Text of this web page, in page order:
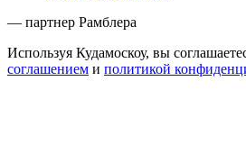
— партнер Рамблера
Используя Кудамоскоу, вы
соглашением и политикой